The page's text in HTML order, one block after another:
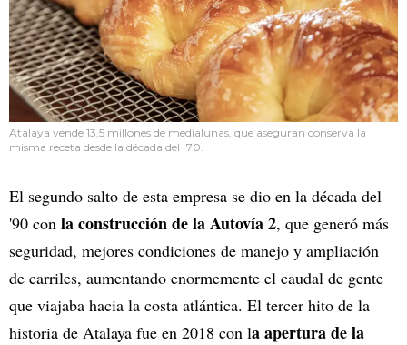
Atalaya vende 13,5 millones de medialunas, que aseguran conserva la
misma receta desde la década del '70.
El segundo salto de esta empresa se dio en la década del
'90 con la construcción de la Autovía 2, que generó más
seguridad, mejores condiciones de manejo y ampliación
de carriles, aumentando enormemente el caudal de gente
que viajaba hacia la costa atlántica. El tercer hito de la
historia de Atalaya fue en 2018 con la apertura de la